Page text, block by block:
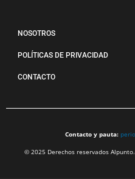
NOSOTROS
POLÍTICAS DE PRIVACIDAD
CONTACTO
Contacto y pauta:
© 2025 Derechos reservados